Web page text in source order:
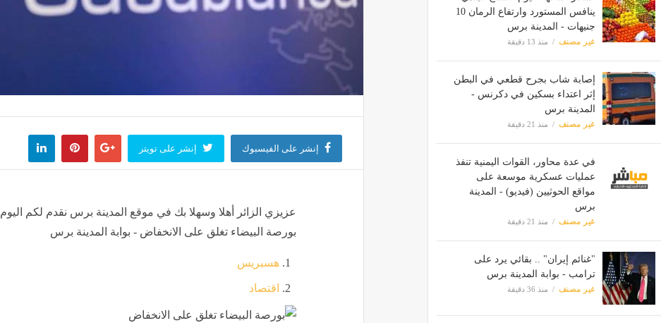
ينافس المستورد وارتفاع الرمان 10
جنيهات - المدينة برس
غير مصنف منذ 13 دقيقة
إصابة شاب بجرح قطعي في البطن
إثر اعتداء بسكين في دكرنس -
المدينة برس
غير مصنف منذ 21 دقيقة
في عدة محاور، القوات اليمنية تنفذ
عمليات عسكرية موسعة على
مواقع الحوثيين (فيديو) - المدينة
برس
غير مصنف منذ 21 دقيقة
"غنائم إيران" .. بقائي يرد على
ترامب - بوابة المدينة برس
غير مصنف منذ 36 دقيقة
إنشر على الفيسبوك إنشر على تويتر
عزيزي الزائر أهلا وسهلا بك في موقع المدينة برس نقدم لكم اليوم
بورصة البيضاء تغلق على الانخفاض - بوابة المدينة برس
هسبريس
اقتصاد